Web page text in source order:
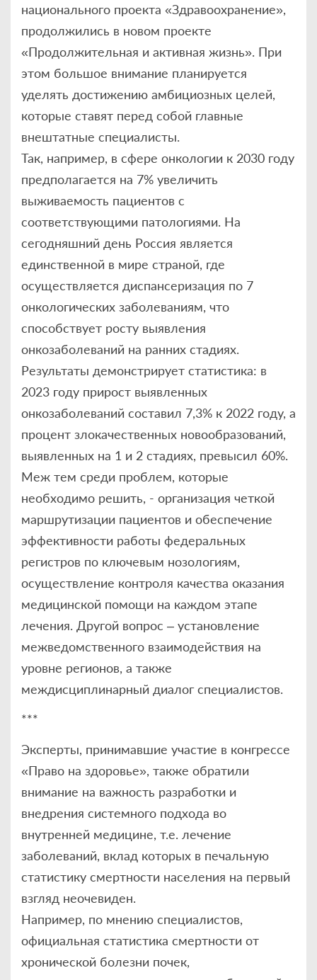
национального проекта «Здравоохранение»,
продолжились в новом проекте
«Продолжительная и активная жизнь». При
этом большое внимание планируется
уделять достижению амбициозных целей,
которые ставят перед собой главные
внештатные специалисты.
Так, например, в сфере онкологии к 2030 году
предполагается на 7% увеличить
выживаемость пациентов с
соответствующими патологиями. На
сегодняшний день Россия является
единственной в мире страной, где
осуществляется диспансеризация по 7
онкологических заболеваниям, что
способствует росту выявления
онкозаболеваний на ранних стадиях.
Результаты демонстрирует статистика: в
2023 году прирост выявленных
онкозаболеваний составил 7,3% к 2022 году, а
процент злокачественных новообразований,
выявленных на 1 и 2 стадиях, превысил 60%.
Меж тем среди проблем, которые
необходимо решить, - организация четкой
маршрутизации пациентов и обеспечение
эффективности работы федеральных
регистров по ключевым нозологиям,
осуществление контроля качества оказания
медицинской помощи на каждом этапе
лечения. Другой вопрос – установление
межведомственного взаимодействия на
уровне регионов, а также
междисциплинарный диалог специалистов.
***
Эксперты, принимавшие участие в конгрессе
«Право на здоровье», также обратили
внимание на важность разработки и
внедрения системного подхода во
внутренней медицине, т.е. лечение
заболеваний, вклад которых в печальную
статистику смертности населения на первый
взгляд неочевиден.
Например, по мнению специалистов,
официальная статистика смертности от
хронической болезни почек,